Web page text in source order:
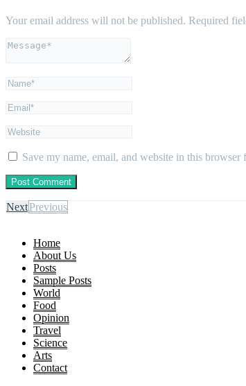
Your email address will not be published. Required
Save my name, email, and website in this
NextPrevious
Home
About Us
Posts
Sample Posts
World
Food
Opinion
Travel
Science
Arts
Contact